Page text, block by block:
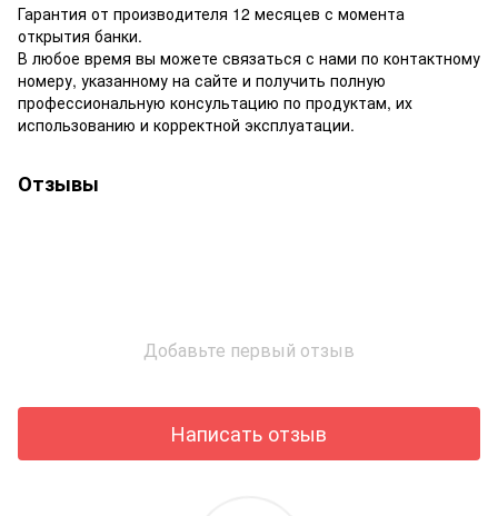
Гарантия от производителя 12 месяцев с момента
открытия банки.
В любое время вы можете связаться с нами по контактному
номеру, указанному на сайте и получить полную
профессиональную консультацию по продуктам, их
использованию и корректной эксплуатации.
Отзывы
Добавьте первый отзыв
Написать отзыв